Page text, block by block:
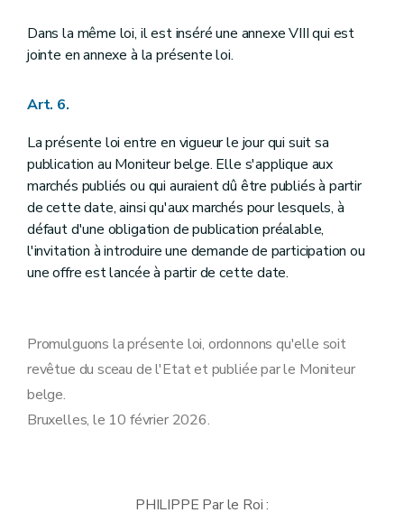
Dans la même loi, il est inséré une annexe VIII qui est
jointe en annexe à la présente loi.
Art. 6.
La présente loi entre en vigueur le jour qui suit sa
publication au Moniteur belge. Elle s'applique aux
marchés publiés ou qui auraient dû être publiés à partir
de cette date, ainsi qu'aux marchés pour lesquels, à
défaut d'une obligation de publication préalable,
l'invitation à introduire une demande de participation ou
une offre est lancée à partir de cette date.
Promulguons la présente loi, ordonnons qu'elle soit
revêtue du sceau de l'Etat et publiée par le Moniteur
belge.
Bruxelles, le 10 février 2026.
PHILIPPE Par le Roi :